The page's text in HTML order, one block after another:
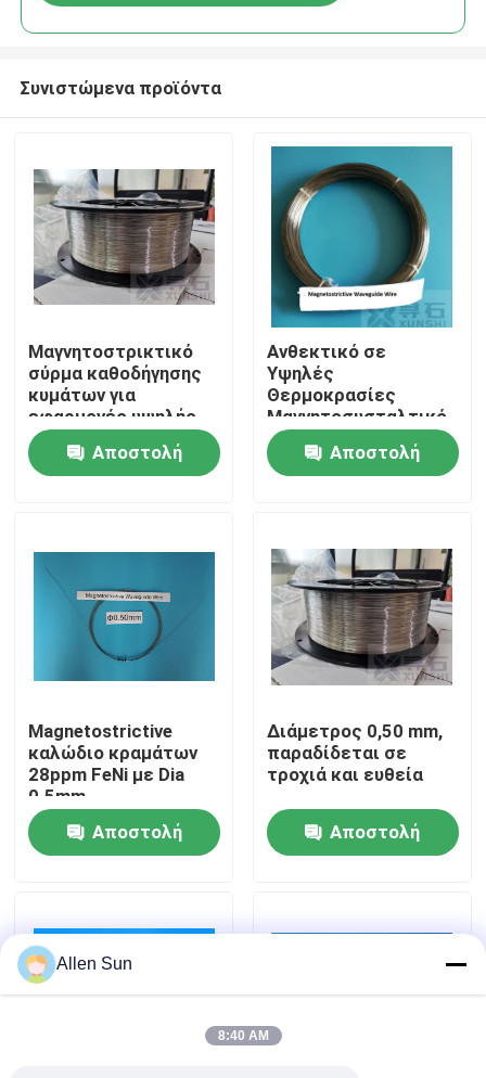
Σπίτι
Βίντεο
Σχετικά με εμάς
Επισκεψή εργοστασίου
Έλεγχος ποιότητας
Επικοινωνήστε μαζί μας
Ειδήσεις
Υποθέσεις
Συνιστώμενα προϊόντα
Μαγνητοστρικτικό
σύρμα καθοδήγησης
κυμάτων για
εφαρμογές υψηλής
θερμοκρασίας
Διαμέτρου 0,8 mm
Αποστολή
Ανθεκτικό σε
Υψηλές
Θερμοκρασίες
Μαγνητοσυσταλτικό
Σύρμα Οδηγού
Κυμάτων Διαμέτρου
0.8mm
Αποστολή
Magnetostrictive
καλώδιο κραμάτων
28ppm FeNi με Dia
0.5mm
Αποστολή
Διάμετρος 0,50 mm,
παραδίδεται σε
τροχιά και ευθεία
Αποστολή
Allen Sun
8:40 AM